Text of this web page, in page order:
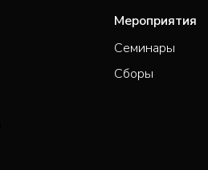
Мероприятия
Семинары
Сборы